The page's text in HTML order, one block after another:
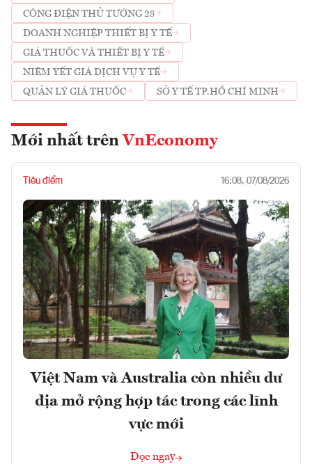
CÔNG ĐIỆN THỦ TƯỚNG 28
DOANH NGHIỆP THIẾT BỊ Y TẾ
GIÁ THUỐC VÀ THIẾT BỊ Y TẾ
NIÊM YẾT GIÁ DỊCH VỤ Y TẾ
QUẢN LÝ GIÁ THUỐC
SỞ Y TẾ TP.HỒ CHÍ MINH
Mới nhất trên VnEconomy
Tiêu điểm 16:08, 07/08/2026
Việt Nam và Australia còn nhiều dư
địa mở rộng hợp tác trong các lĩnh
vực mới
Đọc ngay